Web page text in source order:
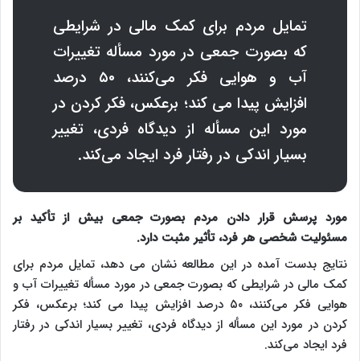
تمایل مردم برای کمک مالی در شرایطی
که بصورت جمعی در مورد مسأله تغییرات
آب و هوایی فکر می‌کنند، ۵۰ درصد
افزایش پیدا می کند؛ برعکس، فکر کردن در
مورد این مسأله از دیدگاه فردی، تغییر
بسیار اندکی در رفتار فرد ایجاد می‌کند.
مورد پرسش قرار دادن مردم بصورت جمعی بیش از تأکید بر
مسئولیت شخصی هر فرد، تأثیر مثبت دارد.
نتایج بدست آمده در این مطالعه نشان می دهد، تمایل مردم برای
کمک مالی در شرایطی که بصورت جمعی در مورد مسأله تغییرات آب و
هوایی فکر می‌کنند، ۵۰ درصد افزایش پیدا می کند؛ برعکس، فکر
کردن در مورد این مسأله از دیدگاه فردی، تغییر بسیار اندکی در رفتار
فرد ایجاد می‌کند.